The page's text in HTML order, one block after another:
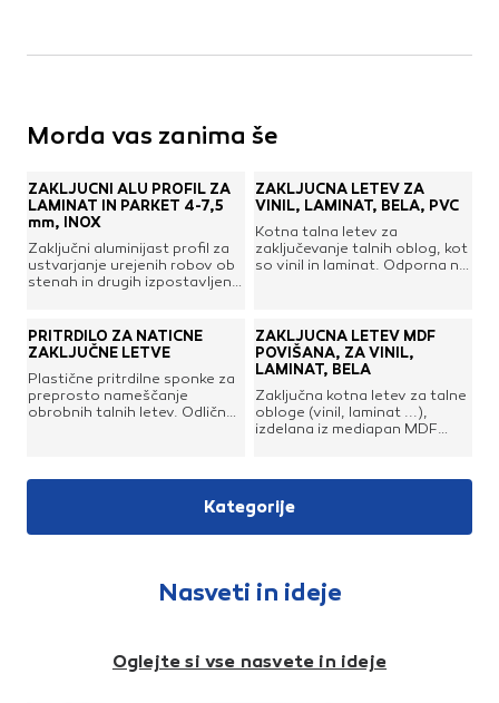
Morda vas zanima še
ZAKLJUČNI ALU PROFIL ZA
LAMINAT IN PARKET 4-7,5
mm, INOX
Zaključni aluminijast profil za
ustvarjanje urejenih robov ob
stenah in drugih izpostavljenih
idealen za talne obloge
debeline med 4 in 7,5 mm.
ZAKLJUČNA LETEV ZA
VINIL, LAMINAT, BELA, PVC
Kotna talna letev za
zaključevanje talnih oblog, kot
so vinil in laminat. Odporna na
obloge. Izdelana iz kakovostne
plastike. Obrobna letev
omogoča enostavno
montažo z ustreznimi pritrdili.
Pritrdila niso vključena k
letvici.Dolžina: 240 cmVišina:
5,8 cmŠirina spodaj: 1,8
PRITRDILO ZA NATIČNE
ZAKLJUČNE LETVE
Plastične pritrdilne sponke za
preprosto nameščanje
obrobnih talnih letev. Odlična
ustreznim lepilom. Posebna
rebrasta zasnova preprečuje
dvig letve, hkrati pa jo je po
potrebi enostavno tudi
letev. Pritrdilo omogoča
večkratno montažo in
pritrdio, 30x vijak, 30x
ZAKLJUČNA LETEV MDF
POVIŠANA, ZA VINIL,
LAMINAT, BELA
Zaključna kotna letev za talne
obloge (vinil, laminat ...),
izdelana iz mediapan MDF
režo in se lepo ujema z
dekorjem talne obloge.
Obrobna letev omogoča
letvici.Dolžina: 240 cmVišina:
8 cmŠirina spodaj: 1,5
Kategorije
Nasveti in ideje
Oglejte si vse nasvete in ideje